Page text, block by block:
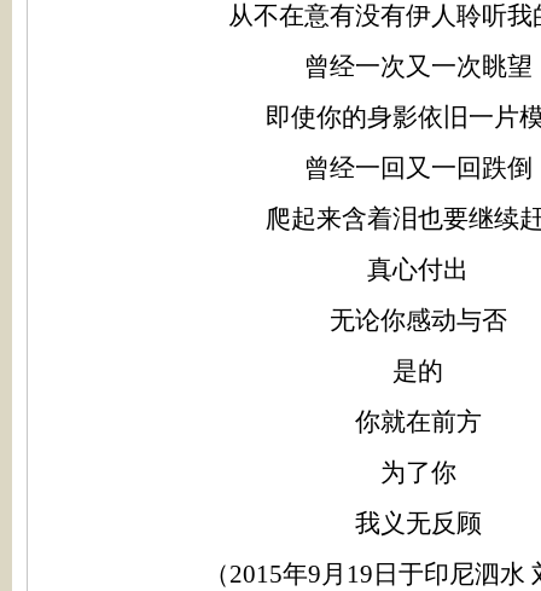
从不在意有没有伊人聆听我
曾经一次又一次眺望
即使你的身影依旧一片
曾经一回又一回跌倒
爬起来含着泪也要继续
真心付出
无论你感动与否
是的
你就在前方
为了你
我义无反顾
（2015年9月19日于印尼泗水